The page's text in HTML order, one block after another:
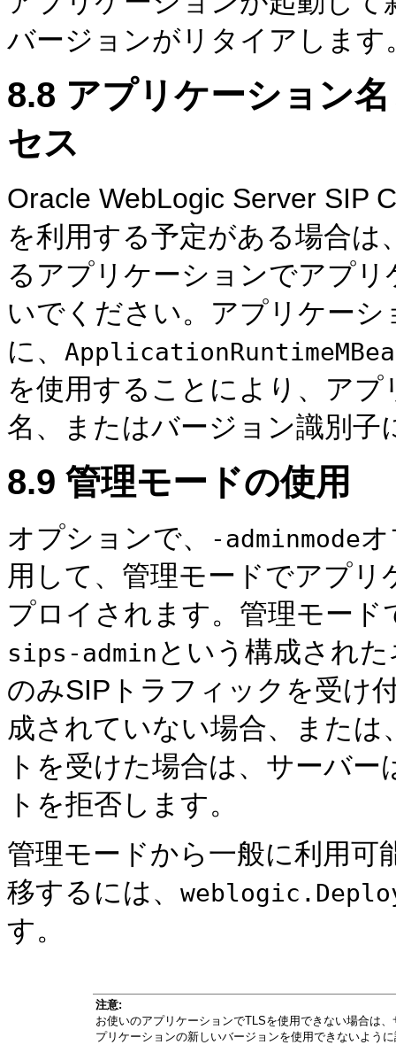
バージョンがリタイアします
8.8 アプリケーション
セス
Oracle WebLogic Server SIP
を利用する予定がある場合
るアプリケーションでアプ
いでください。アプリケー
に、
を使用することにより、ア
名、またはバージョン識別
8.9 管理モードの使用
オプションで、 -adminmode
用して、管理モードでアプ
プロイされます。管理モー
sips-admin という構成され
のみSIPトラフィックを受け
成されていない場合、また
トを受けた場合は、サーバ
トを拒否します。
管理モードから一般に利用
移するには、
す。
注意:
お使いのアプリケーションでTLSを使用できない場合は
プリケーションの新しいバージョンを使用できないよう